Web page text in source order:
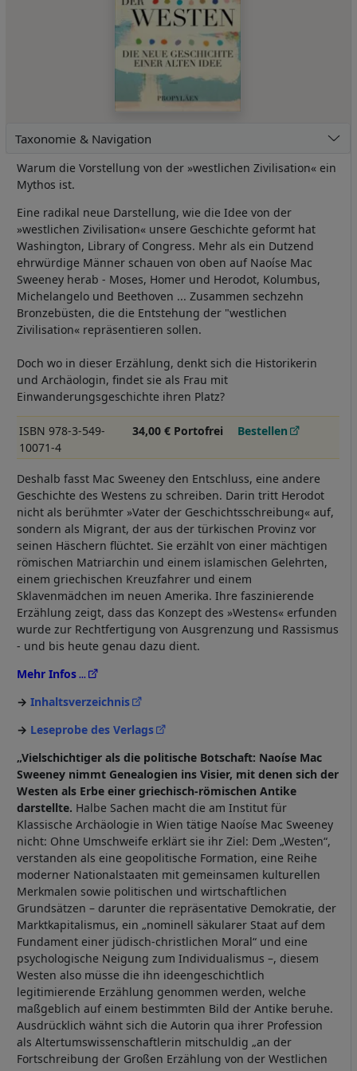
Taxonomie & Navigation
Warum die Vorstellung von der »westlichen Zivilisation« ein
Mythos ist.
Eine radikal neue Darstellung, wie die Idee von der
»westlichen Zivilisation« unsere Geschichte geformt hat
Washington, Library of Congress. Mehr als ein Dutzend
ehrwürdige Männer schauen von oben auf Naoíse Mac
Sweeney herab - Moses, Homer und Herodot, Kolumbus,
Michelangelo und Beethoven ... Zusammen sechzehn
Bronzebüsten, die die Entstehung der "westlichen
Zivilisation« repräsentieren sollen.
Doch wo in dieser Erzählung, denkt sich die Historikerin
und Archäologin, findet sie als Frau mit
Einwanderungsgeschichte ihren Platz?
ISBN 978-3-549-
10071-4
34,00 € Portofrei Bestellen
Deshalb fasst Mac Sweeney den Entschluss, eine andere
Geschichte des Westens zu schreiben. Darin tritt Herodot
nicht als berühmter »Vater der Geschichtsschreibung« auf,
sondern als Migrant, der aus der türkischen Provinz vor
seinen Häschern flüchtet. Sie erzählt von einer mächtigen
römischen Matriarchin und einem islamischen Gelehrten,
einem griechischen Kreuzfahrer und einem
Sklavenmädchen im neuen Amerika. Ihre faszinierende
Erzählung zeigt, dass das Konzept des »Westens« erfunden
wurde zur Rechtfertigung von Ausgrenzung und Rassismus
- und bis heute genau dazu dient.
Mehr Infos
Inhaltsverzeichnis
Leseprobe des Verlags
„Vielschichtiger als die politische Botschaft: Naoíse Mac
Sweeney nimmt Genealogien ins Visier, mit denen sich der
Westen als Erbe einer griechisch-römischen Antike
darstellte. Halbe Sachen macht die am In­stitut für
Klassische Archäologie in Wien tätige Naoíse Mac Sweeney
nicht: Ohne Umschweife erklärt sie ihr Ziel: Dem „Westen“,
verstanden als eine geopolitische Formation, eine Reihe
moderner Nationalstaaten mit gemeinsamen kulturellen
Merkmalen sowie politischen und wirtschaftlichen
Grundsätzen – darunter die repräsentative Demokratie, der
Marktkapitalismus, ein „nominell säkularer Staat auf dem
Fundament einer jüdisch-christlichen Moral“ und eine
psychologische Neigung zum Individualismus –, diesem
Westen also müsse die ihn ideengeschichtlich
legitimierende Erzählung genommen werden, welche
maßgeblich auf einem bestimmten Bild der Antike beruhe.
Ausdrücklich wähnt sich die Autorin qua ihrer Profession
als Altertumswissenschaftlerin mitschuldig „an der
Fortschreibung der Großen Erzählung von der Westlichen